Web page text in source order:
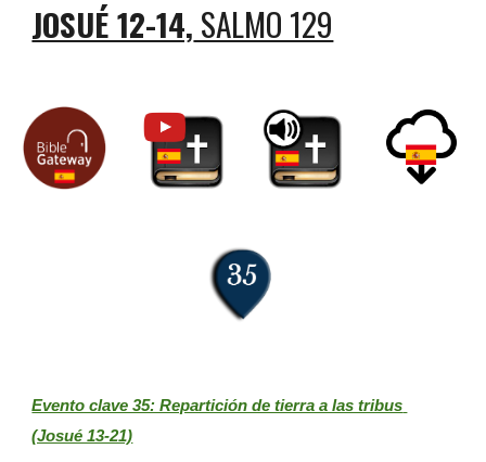
JOSUÉ 12-14, SALMO 129
Evento clave 35: Repartición de tierra a las tribus
(Josué 13-21)